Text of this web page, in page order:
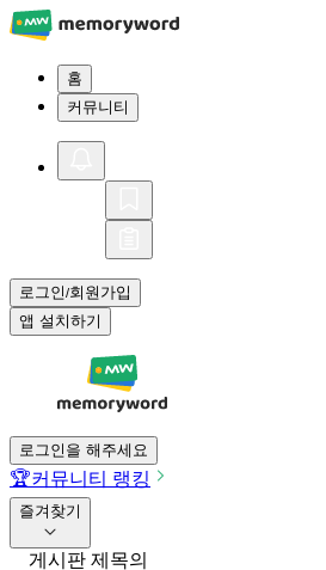
홈
커뮤니티
로그인/회원가입
앱 설치하기
로그인을 해주세요
🏆커뮤니티 랭킹
즐겨찾기
게시판 제목의